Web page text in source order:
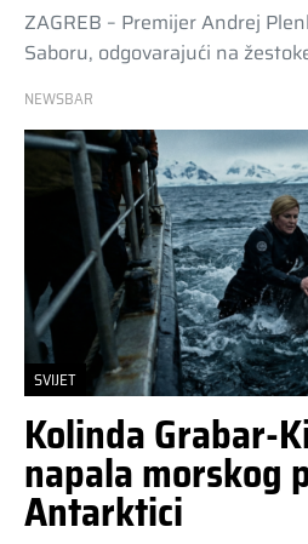
ZAGREB – Premijer Andrej
Saboru, odgovarajući na
NEWSBAR
SVIJET
Kolinda Grabar-
napala morskog
Antarktici